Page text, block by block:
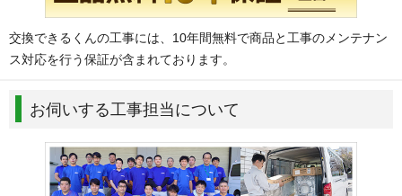
交換できるくんの工事には、10年間無料で商品と工事のメンテナン
ス対応を行う保証が含まれております。
お伺いする工事担当について